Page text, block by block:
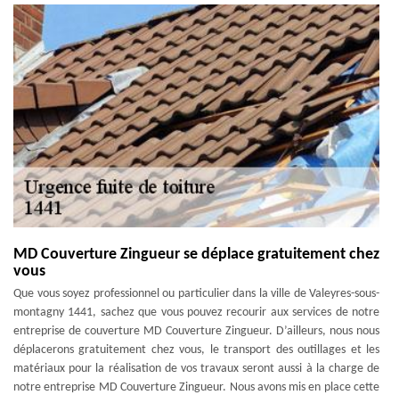
MD Couverture Zingueur se déplace gratuitement chez
vous
Que vous soyez professionnel ou particulier dans la ville de Valeyres-sous-
montagny 1441, sachez que vous pouvez recourir aux services de notre
entreprise de couverture MD Couverture Zingueur. D’ailleurs, nous nous
déplacerons gratuitement chez vous, le transport des outillages et les
matériaux pour la réalisation de vos travaux seront aussi à la charge de
notre entreprise MD Couverture Zingueur. Nous avons mis en place cette